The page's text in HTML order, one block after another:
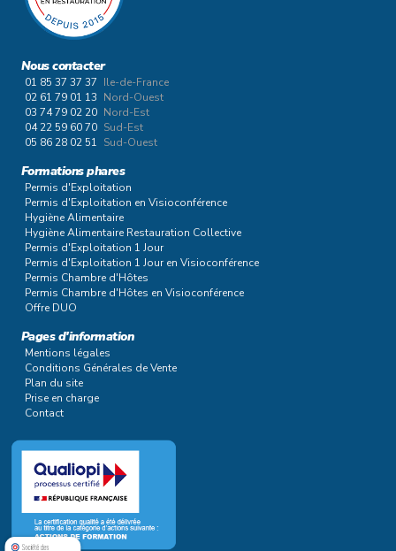
Nous contacter
01 85 37 37 37 Ile-de-France
02 61 79 01 13 Nord-Ouest
03 74 79 02 20 Nord-Est
04 22 59 60 70 Sud-Est
05 86 28 02 51 Sud-Ouest
Formations phares
Permis d'Exploitation
Permis d'Exploitation en Visioconférence
Hygiène Alimentaire
Hygiène Alimentaire Restauration Collective
Permis d'Exploitation 1 Jour
Permis d'Exploitation 1 Jour en Visioconférence
Permis Chambre d'Hôtes
Permis Chambre d'Hôtes en Visioconférence
Offre DUO
Pages d'information
Mentions légales
Conditions Générales de Vente
Plan du site
Prise en charge
Contact